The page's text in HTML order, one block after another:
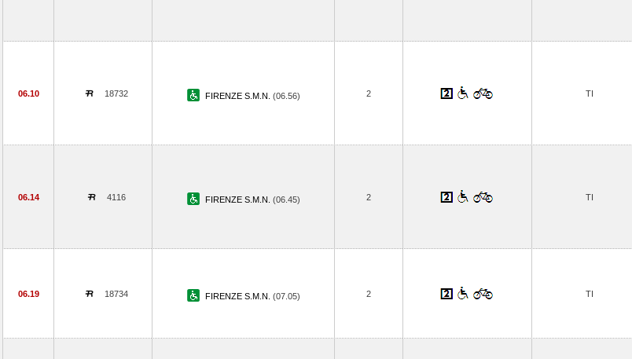
06.10 18732 FIRENZE S.M.N. (06.56) 2 TI
06.14 4116 FIRENZE S.M.N. (06.45) 2 TI
06.19 18734 FIRENZE S.M.N. (07.05) 2 TI